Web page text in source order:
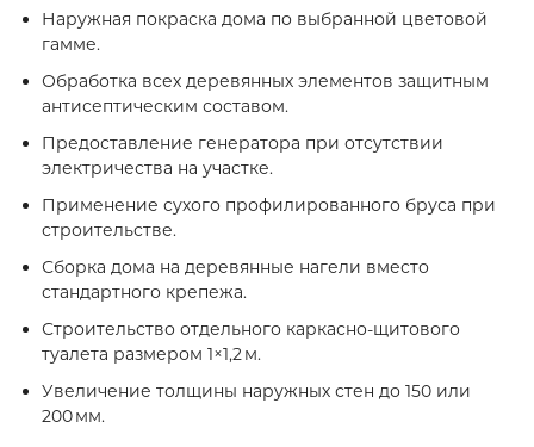
Наружная покраска дома по выбранной цветовой
гамме.
Обработка всех деревянных элементов защитным
антисептическим составом.
Предоставление генератора при отсутствии
электричества на участке.
Применение сухого профилированного бруса при
строительстве.
Сборка дома на деревянные нагели вместо
стандартного крепежа.
Строительство отдельного каркасно‑щитового
туалета размером 1×1,2 м.
Увеличение толщины наружных стен до 150 или
200 мм.